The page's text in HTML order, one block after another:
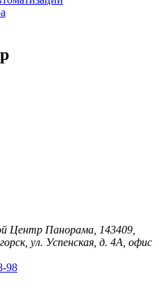
Центр Панорама, 143409,
ул. Успенская, д. 4А, офис
98